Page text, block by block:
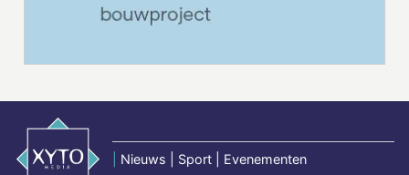
Nieuws | Sport | Evenementen